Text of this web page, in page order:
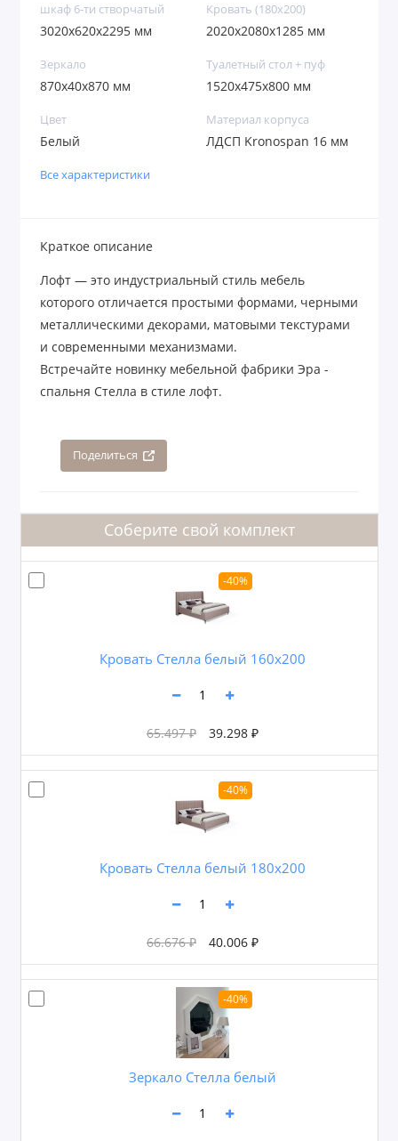
шкаф 6-ти створчатый
3020х620х2295 мм
Кровать (180х200)
2020x2080x1285 мм
Зеркало
870х40х870 мм
Туалетный стол + пуф
1520х475х800 мм
Цвет
Белый
Материал корпуса
ЛДСП Kronospan 16 мм
Все характеристики
Краткое описание
Лофт — это индустриальный стиль мебель
которого отличается простыми формами, черными
металлическими декорами, матовыми текстурами
и современными механизмами.
Встречайте новинку мебельной фабрики Эра -
спальня Стелла в стиле лофт.
Поделиться
Соберите свой комплект
-40%
Кровать Стелла белый 160х200
65.497 ₽ 39.298 ₽
-40%
Кровать Стелла белый 180х200
66.676 ₽ 40.006 ₽
-40%
Зеркало Стелла белый